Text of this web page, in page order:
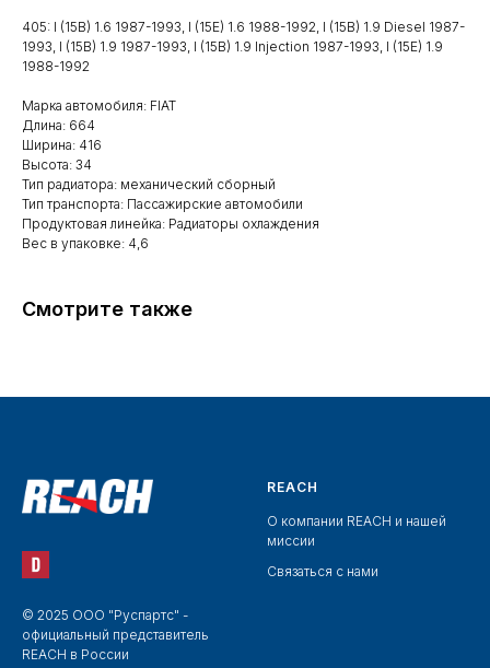
405: I (15B) 1.6 1987-1993, I (15E) 1.6 1988-1992, I (15B) 1.9 Diesel 1987-
1993, I (15B) 1.9 1987-1993, I (15B) 1.9 Injection 1987-1993, I (15E) 1.9
1988-1992
Марка автомобиля: FIAT
Длина: 664
Ширина: 416
Высота: 34
Тип радиатора: механический сборный
Тип транспорта: Пассажирские автомобили
Продуктовая линейка: Радиаторы охлаждения
Вес в упаковке: 4,6
Смотрите также
© 2025 ООО "Руспартс" -
официальный представитель
REACH в России
REACH
О компании REACH и нашей
миссии
Связаться с нами